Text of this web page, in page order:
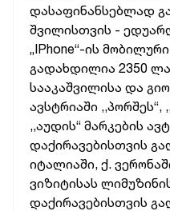
დასაფინანსებლად
შვილისთვის -
„IPhone“-ის
გადახდილია 2350
სააკაშვილისა და
ავსტრიაში ,,პორშეს“,
,,აუდის“ მარკების
დაქირავებისთვის
იტალიაში, ქ.
ვიზიტისას
დაქირავებისთვის